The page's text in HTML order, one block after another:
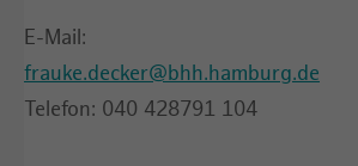
E-Mail:
frauke.decker@bhh.hamburg.de
Telefon: 040 428791 104